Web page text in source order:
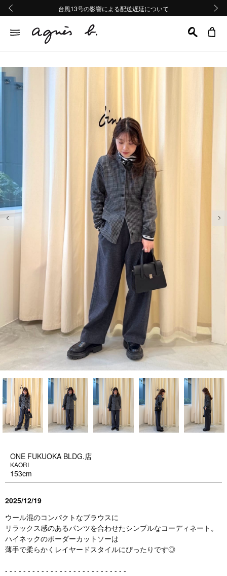
熊本地域地震の影響による配送遅延について
Summer Sale 2buy10%OFF!!
台風13号の影響による配送遅延について
熊本地域地震の影響による配送遅延について
Summer Sale 2buy10%OFF!!
前の画像
ONE FUKUOKA BLDG.店
KAORI
153cm
2025/12/19
ウール混のコンパクトなブラウスに
リラックス感のあるパンツを合わせたシンプルなコーディネート。
ハイネックのボーダーカットソーは
薄手で柔らかくレイヤードスタイルにぴったりです◎
- - - - - - - - - - - - - - - - - - - - - - - - - - -